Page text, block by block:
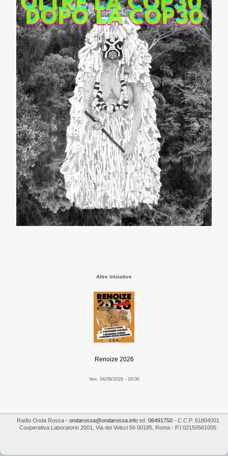
Altre Iniziative
Renoize 2026
Ven, 04/09/2026 - 16:00
Radio Onda Rossa- ondarossa@ondarossa.infotel. 06491750- C.C.P. 61804001
Cooperativa Laboratorio 2001
Via dei Volsci 56 00185 Roma - P.I 02150561005